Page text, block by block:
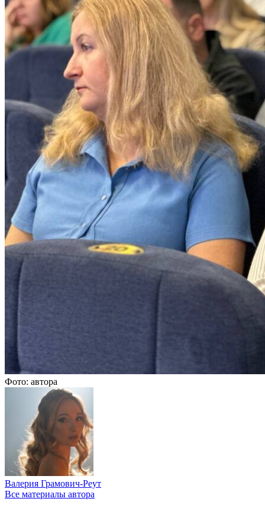
Фото: автора
Валерия Грамович-Реут
Все материалы автора